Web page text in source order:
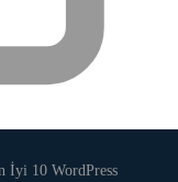
İyi 10 WordPress